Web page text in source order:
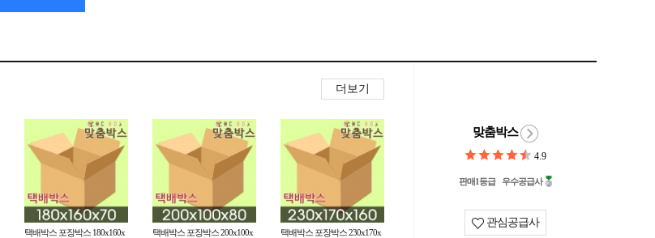
더보기
택배박스 포장박스 180x160x
택배박스 포장박스 200x100x
택배박스 포장박스 230x170x
맞춤박스
4.9
판매1등급 우수공급사
관심공급사